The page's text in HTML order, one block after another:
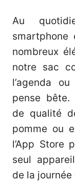
Au
nombreux
notre sac
l’agenda
pense bête.
de qualité
pomme ou
l’App Store
seul
de la